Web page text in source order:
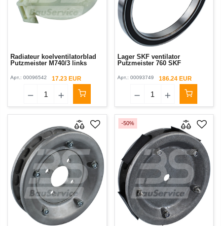
Radiateur koelventilatorblad
Putzmeister М740/3 links
Арт.: 00096542 17.23 EUR
Lager SKF ventilator
Putzmeister 760 SKF
Арт.: 00093749 186.24 EUR
-50%